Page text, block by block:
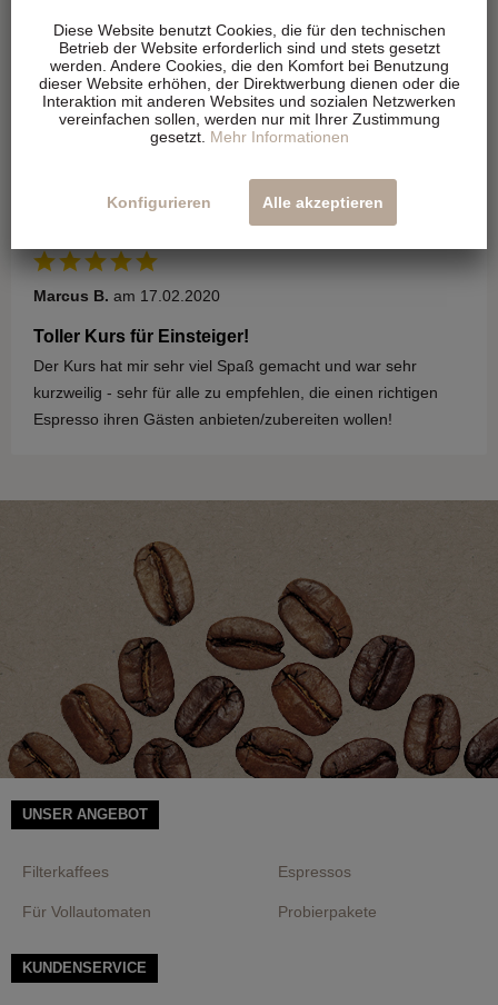
Empfehlenswert
Für alle die ihre Kaffeemaschine richtig bedienen und
pflegen wollen, sehr zu empfehlen dieser Kurs. Sowohl
fachlich als auch in netter Atmosphäre einfach guten Kaffee
Marcus B. am 17.02.2020
Toller Kurs für Einsteiger!
Der Kurs hat mir sehr viel Spaß gemacht und war sehr
kurzweilig - sehr für alle zu empfehlen, die einen richtigen
Espresso ihren Gästen anbieten/zubereiten wollen!
UNSER ANGEBOT
Filterkaffees Espressos
Für Vollautomaten Probierpakete
KUNDENSERVICE
Diese Website benutzt Cookies, die für den technischen
Betrieb der Website erforderlich sind und stets gesetzt
werden. Andere Cookies, die den Komfort bei Benutzung
dieser Website erhöhen, der Direktwerbung dienen oder die
Interaktion mit anderen Websites und sozialen Netzwerken
vereinfachen sollen, werden nur mit Ihrer Zustimmung
gesetzt. Mehr Informationen
Konfigurieren Alle akzeptieren